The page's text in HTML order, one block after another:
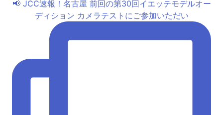
📢 JCC速報！名古屋 前回の第30回イエッテモデルオー
ディション カメラテストにご参加いただい